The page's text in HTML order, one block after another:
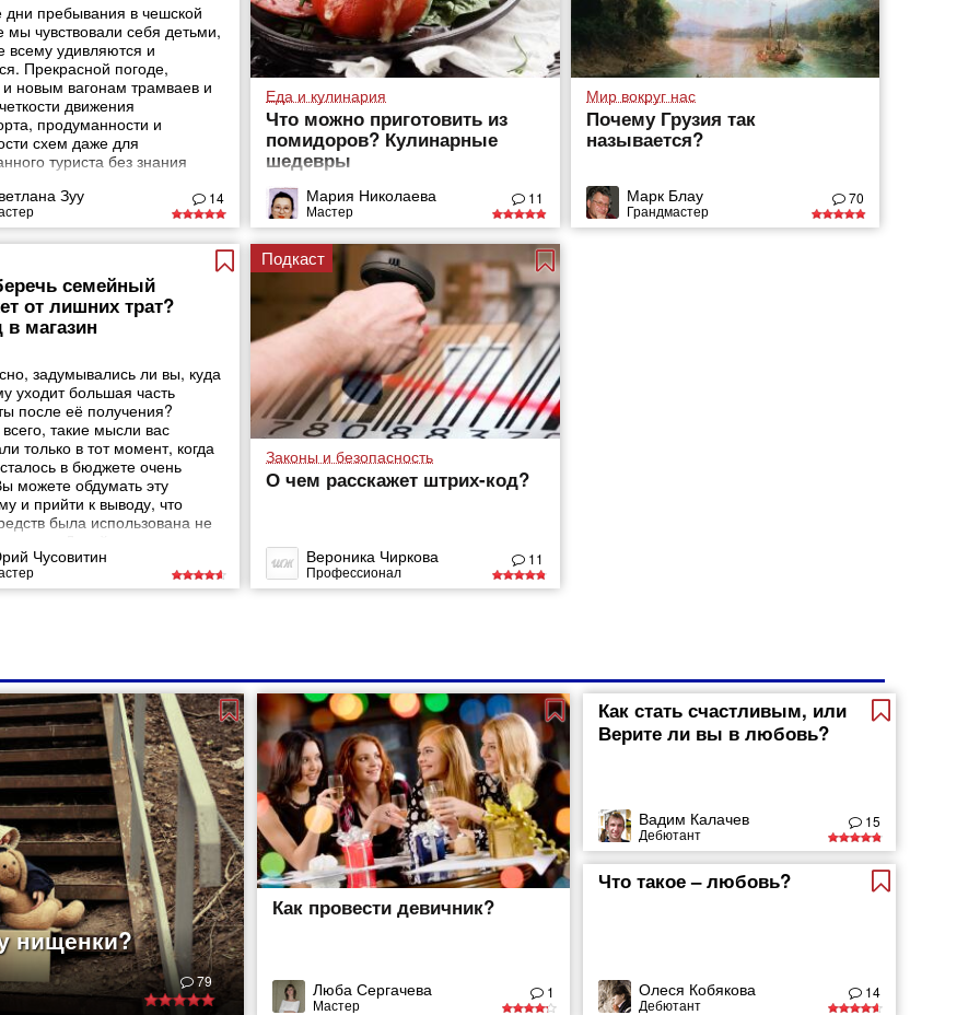
пребывания в чешской
мы чувствовали себя детьми,
всему удивляются и
Прекрасной погоде,
новым вагонам трамваев и
движения
продуманности и
схем даже для
туриста без знания
Зуу 14
Еда и кулинария
Что можно приготовить из
помидоров? Кулинарные
шедевры
Мария Николаева
Мастер
11
Мир вокруг нас
Почему Грузия так
называется?
Марк Блау
Грандмастер
70
семейный
от лишних трат?
в магазин
задумывались ли вы, куда
уходит большая часть
после её получения?
такие мысли вас
только в тот момент, когда
в бюджете очень
можете обдумать эту
и прийти к выводу, что
была использована не
разобраться в такой
Это поможет сохранить
бюджет, избежать
Чусовитин
Подкаст
Законы и безопасность
О чем расскажет штрих-код?
Вероника Чиркова
Профессионал
11
нищенки?
79
Как провести девичник?
Люба Сергачева
Мастер
1
Как стать счастливым, или
Верите ли вы в любовь?
Вадим Калачев
Дебютант
15
Что такое – любовь?
Олеся Кобякова
Дебютант
14